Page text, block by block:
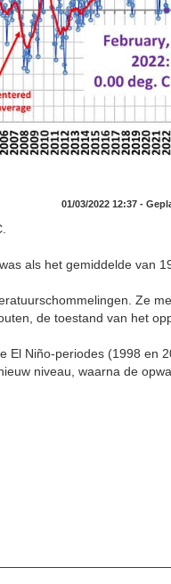
01/03/2022 12:37 -
als het gemiddelde van
Ze
de toestand van het
El Niño-periodes (1998 en
niveau, waarna de